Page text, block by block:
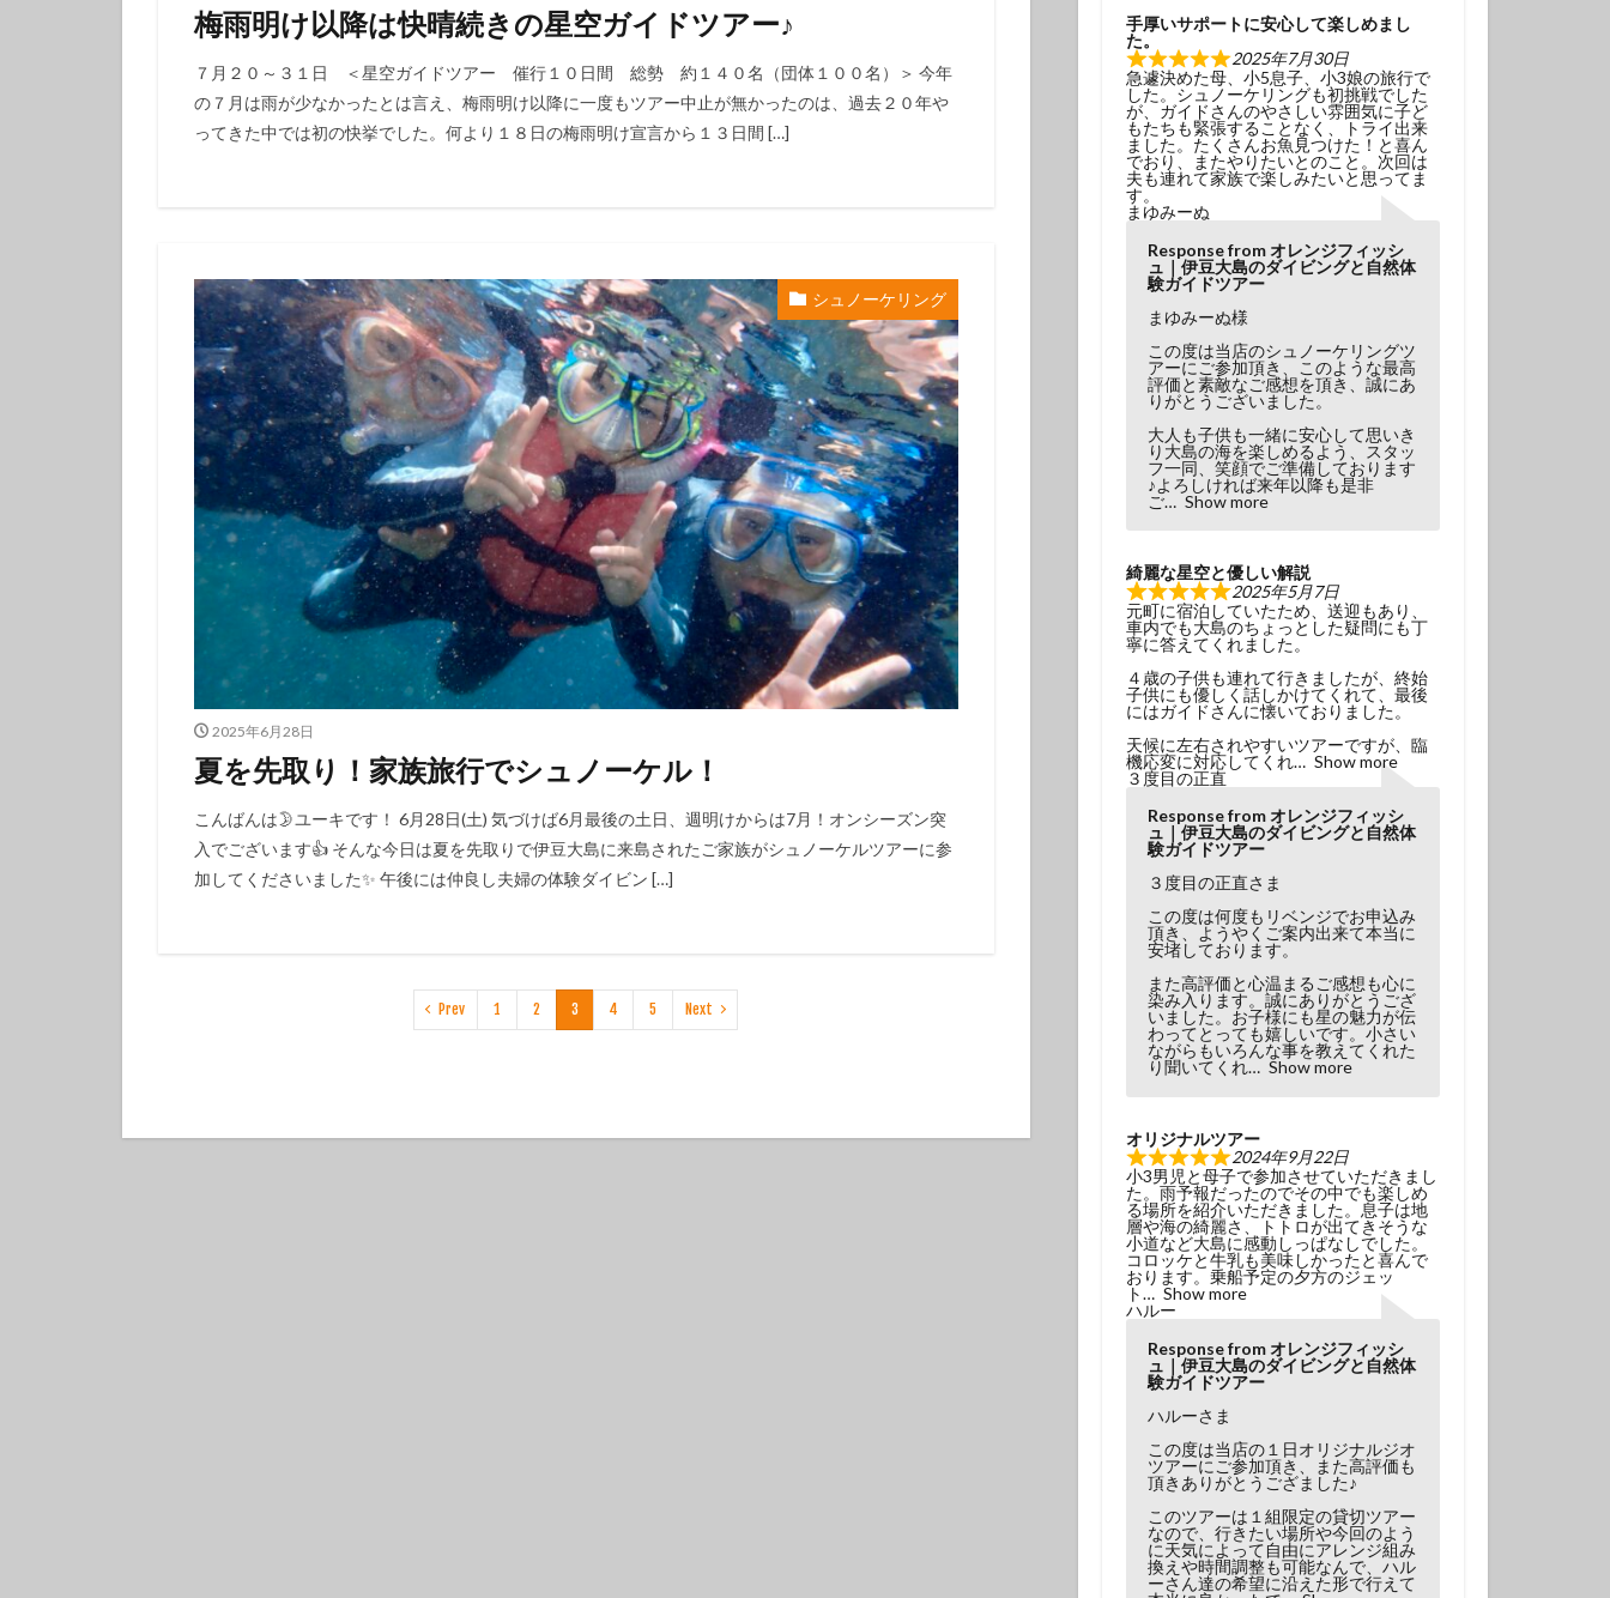
梅雨明け以降は快晴続きの星空ガイドツアー♪
７月２０～３１日 ＜星空ガイドツアー 催行１０日間 総勢 約１４０名（団体１００名）＞ 今年
の７月は雨が少なかったとは言え、梅雨明け以降に一度もツアー中止が無かったのは、過去２０年や
ってきた中では初の快挙でした。何より１８日の梅雨明け宣言から１３日間 […]
シュノーケリング
2025年6月28日
夏を先取り！家族旅行でシュノーケル！
こんばんは🌛ユーキです！ 6月28日(土) 気づけば6月最後の土日、週明けからは7月！オンシーズン突
入でございます👍 そんな今日は夏を先取りで伊豆大島に来島されたご家族がシュノーケルツアーに参
加してくださいました✨️ 午後には仲良し夫婦の体験ダイビン […]
Prev 1 2 3 4 5 Next
手厚いサポートに安心して楽しめまし
た。
2025年7月30日
急遽決めた母、小5息子、小3娘の旅行で
した。シュノーケリングも初挑戦でした
が、ガイドさんのやさしい雰囲気に子ど
もたちも緊張することなく、トライ出来
ました。たくさんお魚見つけた！と喜ん
でおり、またやりたいとのこと。次回は
夫も連れて家族で楽しみたいと思ってま
す。
まゆみーぬ
Response from オレンジフィッシ
ュ｜伊豆大島のダイビングと自然体
験ガイドツアー
まゆみーぬ様
この度は当店のシュノーケリングツ
アーにご参加頂き、このような最高
評価と素敵なご感想を頂き、誠にあ
りがとうございました。
大人も子供も一緒に安心して思いき
り大島の海を楽しめるよう、スタッ
フ一同、笑顔でご準備しております
♪よろしければ来年以降も是非
ご
Show more
綺麗な星空と優しい解説
2025年5月7日
元町に宿泊していたため、送迎もあり、
車内でも大島のちょっとした疑問にも丁
寧に答えてくれました。
４歳の子供も連れて行きましたが、終始
子供にも優しく話しかけてくれて、最後
にはガイドさんに懐いておりました。
天候に左右されやすいツアーですが、臨
機応変に対応してくれ
Show more
３度目の正直
Response from オレンジフィッシ
ュ｜伊豆大島のダイビングと自然体
験ガイドツアー
３度目の正直さま
この度は何度もリベンジでお申込み
頂き、ようやくご案内出来て本当に
安堵しております。
また高評価と心温まるご感想も心に
染み入ります。誠にありがとうござ
いました。お子様にも星の魅力が伝
わってとっても嬉しいです。小さい
ながらもいろんな事を教えてくれた
り聞いてくれ
Show more
オリジナルツアー
2024年9月22日
小3男児と母子で参加させていただきまし
た。雨予報だったのでその中でも楽しめ
る場所を紹介いただきました。息子は地
層や海の綺麗さ、トトロが出てきそうな
小道など大島に感動しっぱなしでした。
コロッケと牛乳も美味しかったと喜んで
おります。乗船予定の夕方のジェッ
ト
Show more
ハルー
Response from オレンジフィッシ
ュ｜伊豆大島のダイビングと自然体
験ガイドツアー
ハルーさま
この度は当店の１日オリジナルジオ
ツアーにご参加頂き、また高評価も
頂きありがとうござました♪
このツアーは１組限定の貸切ツアー
なので、行きたい場所や今回のよう
に天気によって自由にアレンジ組み
換えや時間調整も可能なんで、ハル
ーさん達の希望に沿えた形で行えて
体験ダイビング
初心者 中級者 上級者
検索